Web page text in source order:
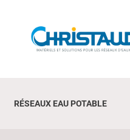
RÉSEAUX EAU POTABLE